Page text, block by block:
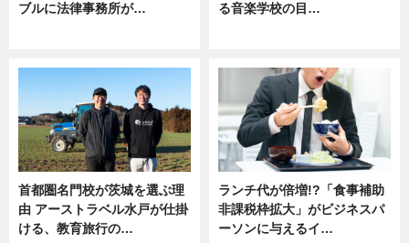
ブルに法律事務所が…
る音楽学校の目…
首都圏名門校が茨城を選ぶ理
由 アーストラベル水戸が仕掛
ける、教育旅行の…
ランチ代が倍増!?「食事補助
非課税枠拡大」がビジネスパ
ーソンに与えるイ…